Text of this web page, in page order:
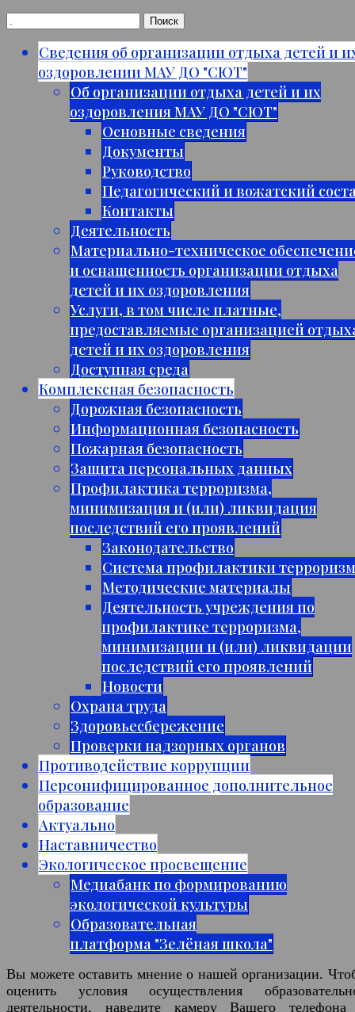
Сведения об организации отдыха детей и
оздоровлении МАУ ДО "СЮТ"
Об организации отдыха детей и их
оздоровления МАУ ДО "СЮТ"
Основные сведения
Документы
Руководство
Педагогический и вожатский
Контакты
Деятельность
Материально-техническое
и оснащенность организации отдыха
детей и их оздоровления
Услуги, в том числе платные,
предоставляемые организацией
детей и их оздоровления
Доступная среда
Комплексная безопасность
Дорожная безопасность
Информационная безопасность
Пожарная безопасность
Защита персональных данных
Профилактика терроризма,
минимизация и (или) ликвидация
последствий его проявлений
Законодательство
Система профилактики
Методические материалы
Деятельность учреждения по
профилактике терроризма,
минимизации и (или) ликвидации
последствий его проявлений
Новости
Охрана труда
Здоровьесбережение
Проверки надзорных органов
Противодействие коррупции
Персонифицированное дополнительное
образование
Актуально
Наставничество
Экологическое просвещение
Медиабанк по формированию
экологической культуры
Образовательная
платформа "Зелёная школа"
Вы можете оставить мнение о нашей организации.
оценить условия осуществления
деятельности, наведите камеру Вашего